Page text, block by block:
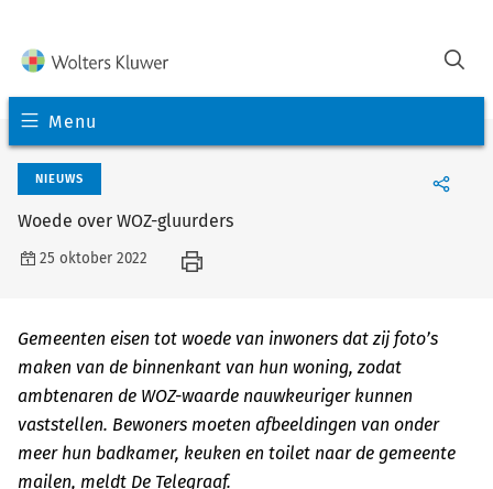
Menu
NIEUWS
Woede over WOZ-gluurders
25 oktober 2022
Gemeenten eisen tot woede van inwoners dat zij foto’s
maken van de binnenkant van hun woning, zodat
ambtenaren de WOZ-waarde nauwkeuriger kunnen
vaststellen. Bewoners moeten afbeeldingen van onder
meer hun badkamer, keuken en toilet naar de gemeente
mailen, meldt De Telegraaf.